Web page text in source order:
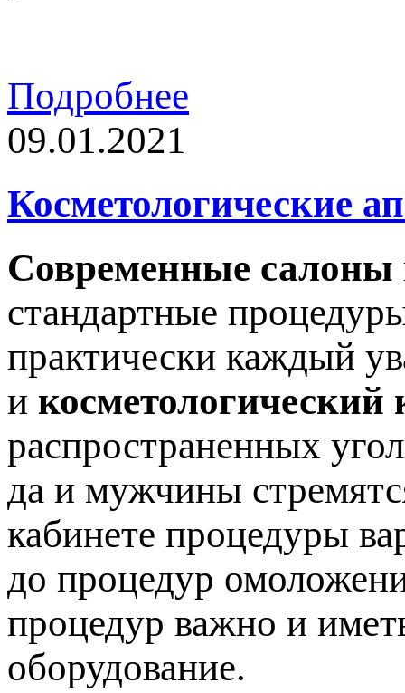
Подробнее
09.01.2021
Косметологические
Современные салоны
стандартные
практически каждый
и косметологический
распространенных
да и мужчины
кабинете процедуры
до процедур
процедур важно и
оборудование.